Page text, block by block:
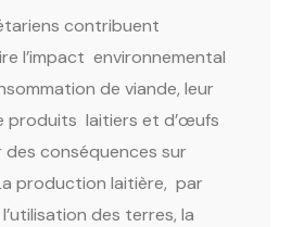
contribuent
l’impact environnemental
de viande, leur
produits laitiers et d’œufs
conséquences sur
production laitière, par
des terres, la